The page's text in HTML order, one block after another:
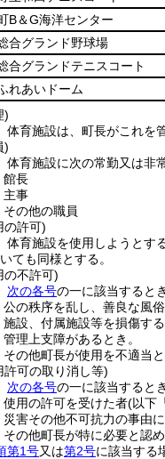
B＆G海洋センター
合グランド野球場
合グランドテニスコート
れあいドーム
)
体育施設は、町長がこれを
)
体育施設に次の常勤又は非
館長
主事
その他の職員
の許可)
体育施設を使用しようとす
ても同様とする。
の不許可)
次の各号の一に該当すると
公の秩序を乱し、善良な風
施設、付属施設等を損傷す
管理上支障があるとき。
その他町長が使用を不適当と
許可の取り消し等)
次の各号の一に該当すると
使用の許可を受けた者(以下
災害その他不可抗力の事由
その他町長が特に必要と認め
第1号又は第2号に該当する